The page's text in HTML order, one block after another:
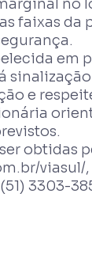
no
faixas
em
e
obtidas
viasul/
3303-